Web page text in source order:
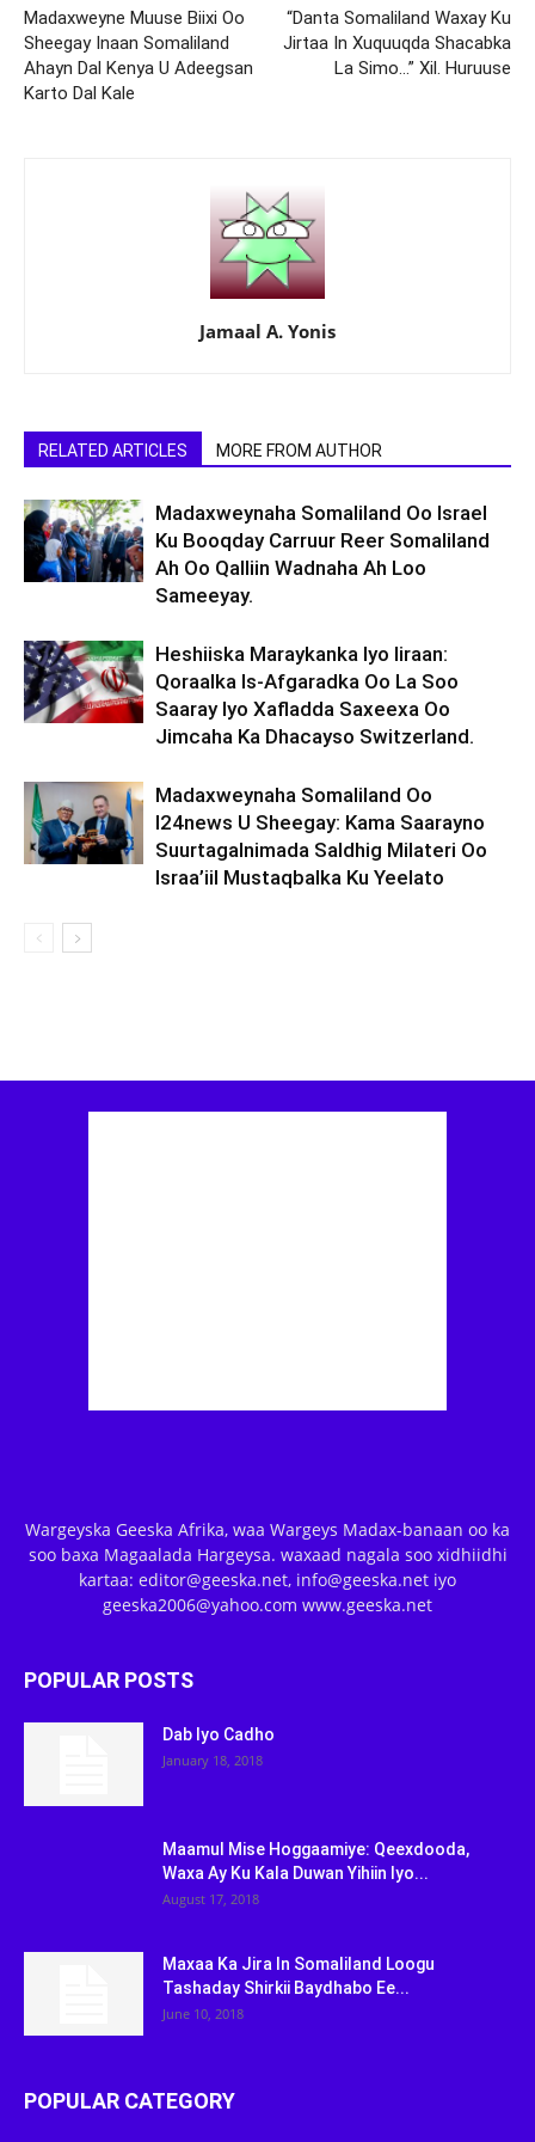
Madaxweyne Muuse Biixi Oo
Sheegay Inaan Somaliland
Ahayn Dal Kenya U Adeegsan
Karto Dal Kale
“Danta Somaliland Waxay Ku
Jirtaa In Xuquuqda Shacabka
La Simo…” Xil. Huruuse
Jamaal A. Yonis
RELATED ARTICLES MORE FROM AUTHOR
Madaxweynaha Somaliland Oo Israel
Ku Booqday Carruur Reer Somaliland
Ah Oo Qalliin Wadnaha Ah Loo
Sameeyay.
Heshiiska Maraykanka Iyo Iiraan:
Qoraalka Is-Afgaradka Oo La Soo
Saaray Iyo Xafladda Saxeexa Oo
Jimcaha Ka Dhacayso Switzerland.
Madaxweynaha Somaliland Oo
I24news U Sheegay: Kama Saarayno
Suurtagalnimada Saldhig Milateri Oo
Israa’iil Mustaqbalka Ku Yeelato
Wargeyska Geeska Afrika, waa Wargeys Madax-banaan oo ka
soo baxa Magaalada Hargeysa. waxaad nagala soo xidhiidhi
kartaa: editor@geeska.net, info@geeska.net iyo
geeska2006@yahoo.com www.geeska.net
POPULAR POSTS
Dab Iyo Cadho
January 18, 2018
Maamul Mise Hoggaamiye: Qeexdooda,
Waxa Ay Ku Kala Duwan Yihiin Iyo...
August 17, 2018
Maxaa Ka Jira In Somaliland Loogu
Tashaday Shirkii Baydhabo Ee...
June 10, 2018
POPULAR CATEGORY